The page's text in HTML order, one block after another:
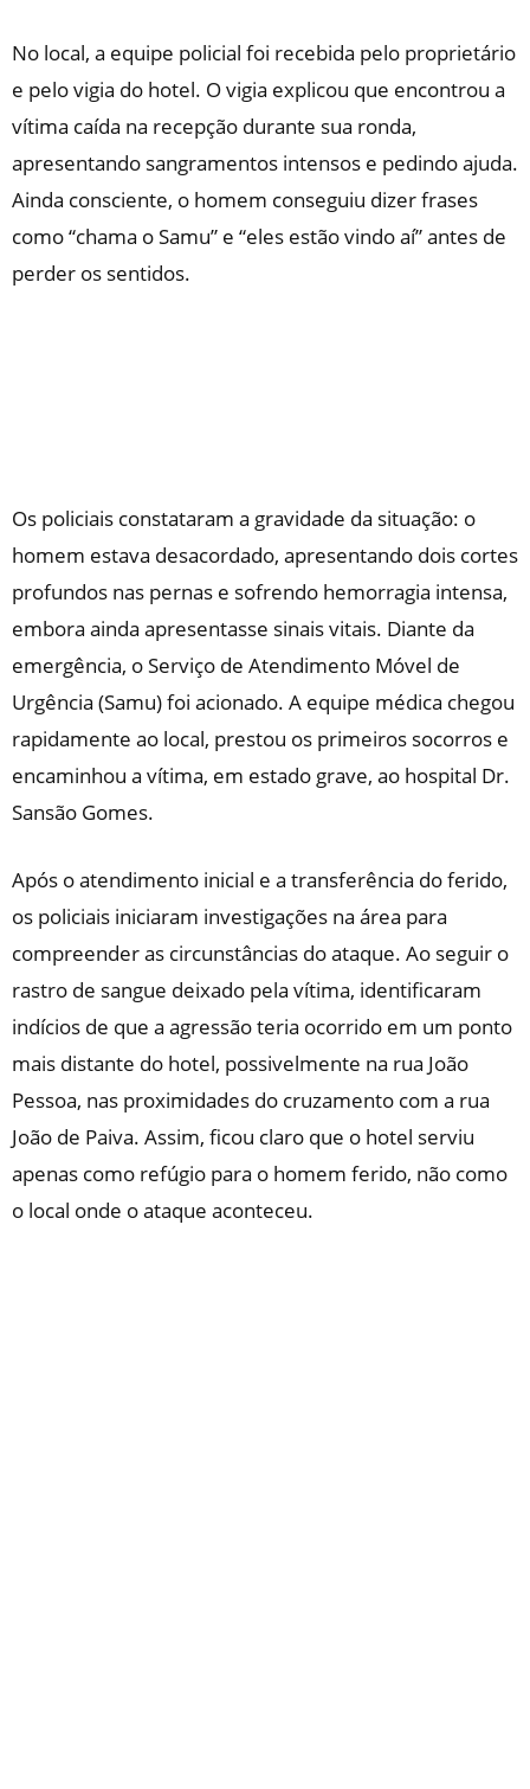
No local, a equipe policial foi recebida pelo proprietário
e pelo vigia do hotel. O vigia explicou que encontrou a
vítima caída na recepção durante sua ronda,
apresentando sangramentos intensos e pedindo ajuda.
Ainda consciente, o homem conseguiu dizer frases
como “chama o Samu” e “eles estão vindo aí” antes de
perder os sentidos.
Os policiais constataram a gravidade da situação: o
homem estava desacordado, apresentando dois cortes
profundos nas pernas e sofrendo hemorragia intensa,
embora ainda apresentasse sinais vitais. Diante da
emergência, o Serviço de Atendimento Móvel de
Urgência (Samu) foi acionado. A equipe médica chegou
rapidamente ao local, prestou os primeiros socorros e
encaminhou a vítima, em estado grave, ao hospital Dr.
Sansão Gomes.
Após o atendimento inicial e a transferência do ferido,
os policiais iniciaram investigações na área para
compreender as circunstâncias do ataque. Ao seguir o
rastro de sangue deixado pela vítima, identificaram
indícios de que a agressão teria ocorrido em um ponto
mais distante do hotel, possivelmente na rua João
Pessoa, nas proximidades do cruzamento com a rua
João de Paiva. Assim, ficou claro que o hotel serviu
apenas como refúgio para o homem ferido, não como
o local onde o ataque aconteceu.